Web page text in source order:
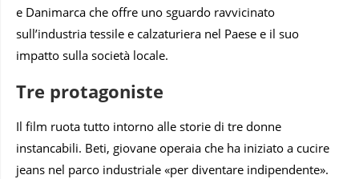
e Danimarca che offre uno sguardo ravvicinato
sull’industria tessile e calzaturiera nel Paese e il suo
impatto sulla società locale.
Tre protagoniste
Il film ruota tutto intorno alle storie di tre donne
instancabili. Beti, giovane operaia che ha iniziato a cucire
jeans nel parco industriale «per diventare indipendente».